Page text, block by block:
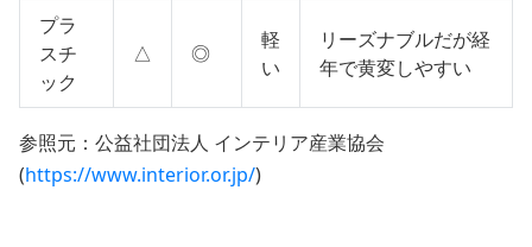
プラ
スチ
ック
△ ◎
軽
い
リーズナブルだが経
年で黄変しやすい
参照元：公益社団法人 インテリア産業協会
(https://www.interior.or.jp/)